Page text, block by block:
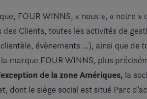
FOUR WINNS, « nous », « notre
Clients, toutes les activités de
évènements …), ainsi que de
marque FOUR WINNS, plus
de la zone Amériques, la
dont le siège social est situé Parc